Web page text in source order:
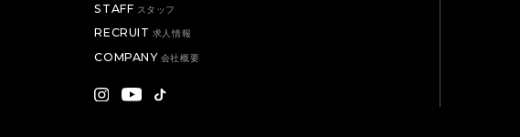
STAFF スタッフ
RECRUIT 求人情報
COMPANY 会社概要